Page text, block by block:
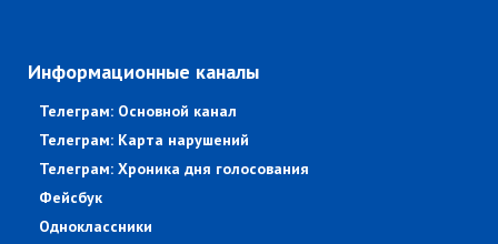
Информационные каналы
Телеграм: Основной канал
Телеграм: Карта нарушений
Телеграм: Хроника дня голосования
Фейсбук
Одноклассники